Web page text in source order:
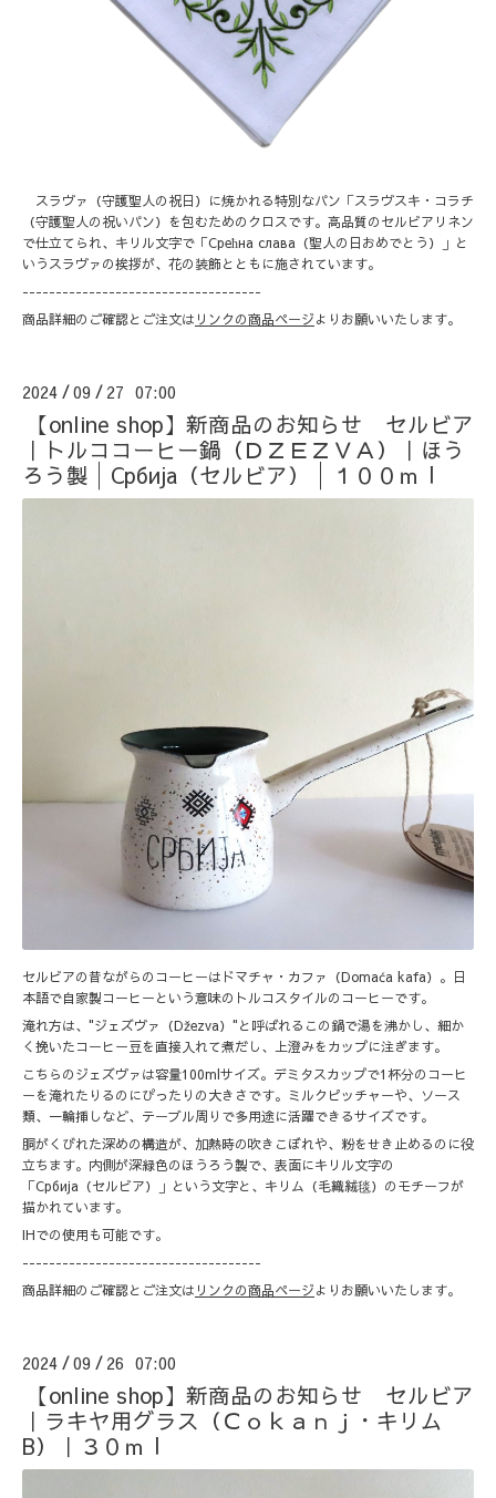
スラヴァ（守護聖人の祝日）に焼かれる特別なパン「スラヴスキ・コラチ
（守護聖人の祝いパン）を包むためのクロスです。高品質のセルビアリネン
で仕立てられ、キリル文字で「Срећна слава（聖人の日おめでとう）」と
いうスラヴァの挨拶が、花の装飾とともに施されています。
------------------------------------
商品詳細のご確認とご注文は リンクの商品ページよりお願いいたします。
2024 /09 / 27 07:00
【online shop】新商品のお知らせ セルビア
｜トルココーヒー鍋（ＤＺＥＺＶＡ）｜ほう
ろう製│Србија（セルビア）│１００ｍｌ
セルビアの昔ながらのコーヒーはドマチャ・カファ（Domaća kafa）。日
本語で自家製コーヒーという意味のトルコスタイルのコーヒーです。
淹れ方は、"ジェズヴァ（Džezva）"と呼ばれるこの鍋で湯を沸かし、細か
く挽いたコーヒー豆を直接入れて煮だし、上澄みをカップに注ぎます。
こちらのジェズヴァは容量100mlサイズ。デミタスカップで1杯分のコーヒ
ーを淹れたりるのにぴったりの大きさです。ミルクピッチャーや、ソース
類、一輪挿しなど、テーブル周りで多用途に活躍できるサイズです。
胴がくびれた深めの構造が、加熱時の吹きこぼれや、粉をせき止めるのに役
立ちます。内側が深緑色のほうろう製で、表面にキリル文字の
「Србија（セルビア）」という文字と、キリム（毛織絨毯）のモチーフが
描かれています。
IHでの使用も可能です。
------------------------------------
商品詳細のご確認とご注文は リンクの商品ページよりお願いいたします。
2024 /09 / 26 07:00
【online shop】新商品のお知らせ セルビア
｜ラキヤ用グラス（Ｃｏｋａｎｊ・キリム
B）｜３０ｍｌ